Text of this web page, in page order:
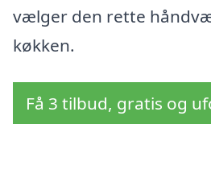
vælger den rette
køkken.
Få 3 tilbud, gratis og